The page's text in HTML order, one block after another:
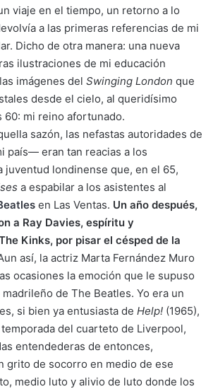
viaje en el tiempo, un retorno a lo
a las primeras referencias de mi
Dicho de otra manera: una nueva
ilustraciones de mi educación
imágenes del Swinging London que
desde el cielo, al queridísimo
60: mi reino afortunado.
sazón, las nefastas autoridades de
país— eran tan reacias a los
juventud londinense que, en el 65,
a espabilar a los asistentes al
en Las Ventas. Un año después,
a Ray Davies, espíritu y
Kinks, por pisar el césped de la
así, la actriz Marta Fernández Muro
ocasiones la emoción que le supuso
de The Beatles. Yo era un
si bien ya entusiasta de Help! (1965),
del cuarteto de Liverpool,
entendederas de entonces,
grito de socorro en medio de ese
medio luto y alivio de luto donde los